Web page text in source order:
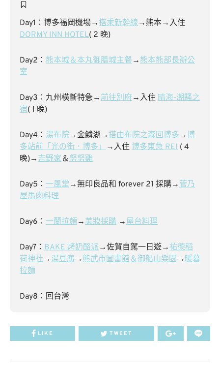
Day1：博多福岡機場→ 搭乘新幹線 →熊本→入住
DORMY INN HOTEL( 2 晚)
Day2： 熊本城＆本丸御膳城主餐 → 熊本熊部長辦公
室
Day3：九州橫斷特急→ 前往別府 →入住 晴海-潮騷之
宿( 1 晚)
Day4： 湯布院→金鱗湖→ 搭由布院之森回博多 →博
多站前「光の街．博多」
→入住 博多東急 REI ( 4
晚)→ 吉野家 ＆ 努努雞
Day5： 一風堂 →無印良品和 forever 21 採購→ 菅乃
屋馬肉料理
Day6： 一蘭拉麵 → 美妝採購 →屋台料理
Day7： BAKE 烤奶酪派→佐賀自駕一日遊→ 祐德稻
荷神社→ 湯豆腐 → 熊武市圖書館＆御船山樂園 → 暖暮
拉麵
Day8：回台灣
LIKE TWEET